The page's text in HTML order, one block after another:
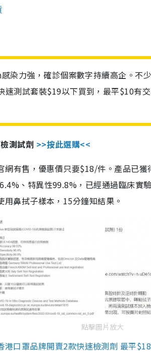
染力強，確診個案數字持續高企。不
速測試套裝$19以下買到，最平$10有
測試劑 >>按此選購<<
有售，優惠價只要$18/件。產品已
、特異性99.8%，已經通過臨床實
鼻拭子樣本，15分鐘知結果。
點擊圖片放大
港口罩品牌開賣2款快速檢測劑 最平